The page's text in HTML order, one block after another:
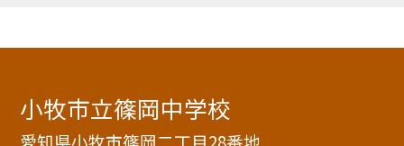
小牧市立篠岡中学校